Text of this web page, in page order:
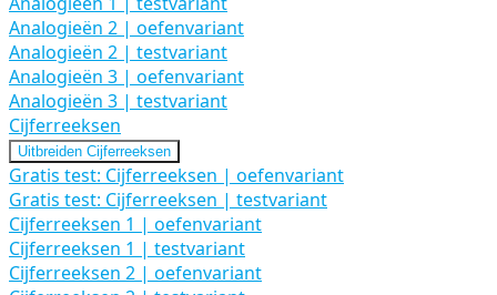
Analogieën 2 | oefenvariant
Analogieën 2 | testvariant
Analogieën 3 | oefenvariant
Analogieën 3 | testvariant
Cijferreeksen
Uitbreiden Cijferreeksen
Gratis test: Cijferreeksen | oefenvariant
Gratis test: Cijferreeksen | testvariant
Cijferreeksen 1 | oefenvariant
Cijferreeksen 1 | testvariant
Cijferreeksen 2 | oefenvariant